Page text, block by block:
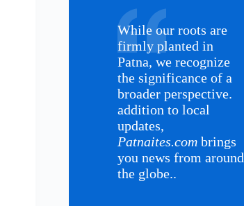
While our roots are
firmly planted in
Patna, we recognize
the significance of a
broader perspective.
addition to local
updates,
Patnaites.com brings
you news from around
the globe..